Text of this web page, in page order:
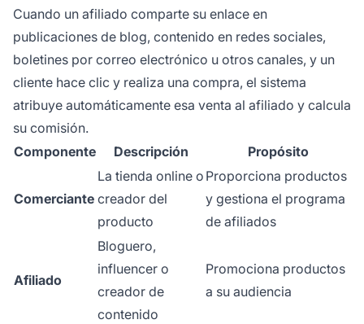
Cuando un afiliado comparte su enlace en
publicaciones de blog, contenido en redes sociales,
boletines por correo electrónico u otros canales, y un
cliente hace clic y realiza una compra, el sistema
atribuye automáticamente esa venta al afiliado y calcula
su comisión.
Componente
Descripción Propósito
Comerciante
La tienda online o
creador del
producto
Proporciona productos
y gestiona el programa
de afiliados
Afiliado
Bloguero,
influencer o
creador de
contenido
Promociona productos
a su audiencia